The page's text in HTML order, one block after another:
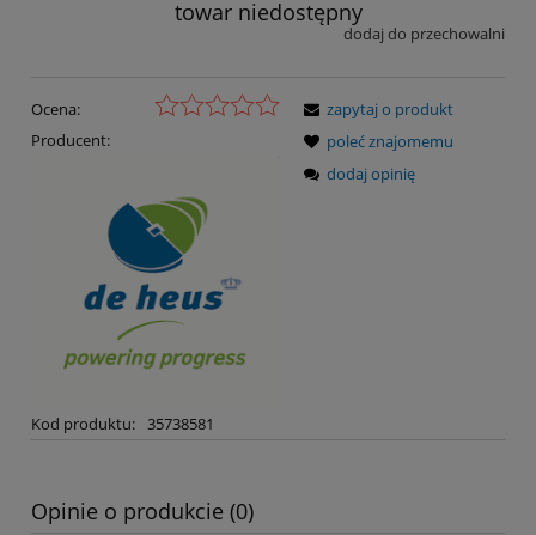
towar niedostępny
dodaj do przechowalni
Ocena:
Producent:
Kod produktu: 35738581
zapytaj o produkt
poleć znajomemu
dodaj opinię
Opinie o produkcie (0)